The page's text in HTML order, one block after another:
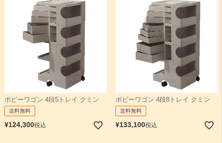
ボビーワゴン 4段5トレイ クミン
送料無料
¥124,300税込
ボビーワゴン 4段8トレイ クミン
送料無料
¥133,100税込